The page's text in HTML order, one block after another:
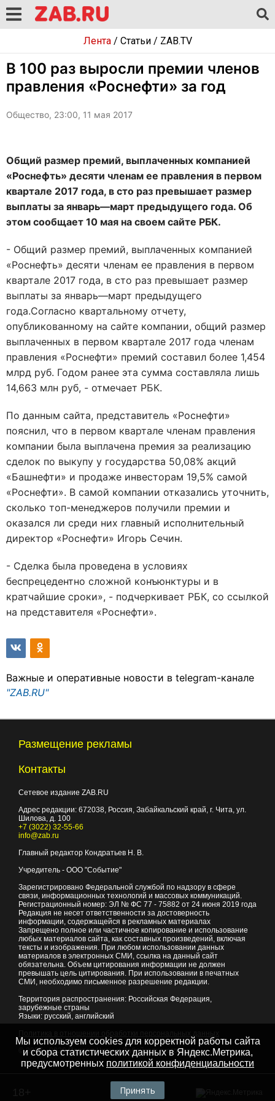
Лента/ Статьи/ ZAB.TV
В 100 раз выросли премии членов
правления «Роснефти» за год
Общество, 23:00, 11 мая 2017
Общий размер премий, выплаченных компанией
«Роснефть» десяти членам ее правления в первом
квартале 2017 года, в сто раз превышает размер
выплаты за январь—март предыдущего года. Об
этом сообщает 10 мая на своем сайте РБК.
- Общий размер премий, выплаченных компанией
«Роснефть» десяти членам ее правления в первом
квартале 2017 года, в сто раз превышает размер
выплаты за январь—март предыдущего
года.Согласно квартальному отчету,
опубликованному на сайте компании, общий размер
выплаченных в первом квартале 2017 года членам
правления «Роснефти» премий составил более 1,454
млрд руб. Годом ранее эта сумма составляла лишь
14,663 млн руб, - отмечает РБК.
По данным сайта, представитель «Роснефти»
пояснил, что в первом квартале членам правления
компании была выплачена премия за реализацию
сделок по выкупу у государства 50,08% акций
«Башнефти» и продаже инвесторам 19,5% самой
«Роснефти». В самой компании отказались уточнить,
сколько топ-менеджеров получили премии и
оказался ли среди них главный исполнительный
директор «Роснефти» Игорь Сечин.
- Сделка была проведена в условиях
беспрецедентно сложной конъюнктуры и в
кратчайшие сроки», - подчеркивает РБК, со ссылкой
на представителя «Роснефти».
Важные и оперативные новости в telegram-канале
"ZAB.RU"
Размещение рекламы
Контакты
Сетевое издание ZAB.RU
Адрес редакции: 672038, Россия, Забайкальский край, г. Чита, ул.
Шилова, д. 100
+7 (3022) 32-55-66
info@zab.ru
Главный редактор Кондратьев Н. В.
Учредитель - ООО "Событие"
Зарегистрировано Федеральной службой по надзору в сфере
связи, информационных технологий и массовых коммуникаций.
Регистрационный номер: ЭЛ № ФС 77 - 75882 от 24 июня 2019 года
Редакция не несет ответственности за достоверность
информации, содержащейся в рекламных материалах
Запрещено полное или частичное копирование и использование
любых материалов сайта, как составных произведений, включая
тексты и изображения. При любом использовании данных
материалов в электронных СМИ, ссылка на данный сайт
обязательна. Объем цитирования информации не должен
превышать цель цитирования. При использовании в печатных
СМИ, необходимо письменное разрешение редакции.
Территория распространения: Российская Федерация,
зарубежные страны
Языки: русский, английский
© 2007 - 2026Портал Читы и Забайкальского края
Мы используем cookies для корректной работы сайта
и сбора статистических данных в Яндекс.Метрика,
предусмотренных политикой конфиденциальности
Принять